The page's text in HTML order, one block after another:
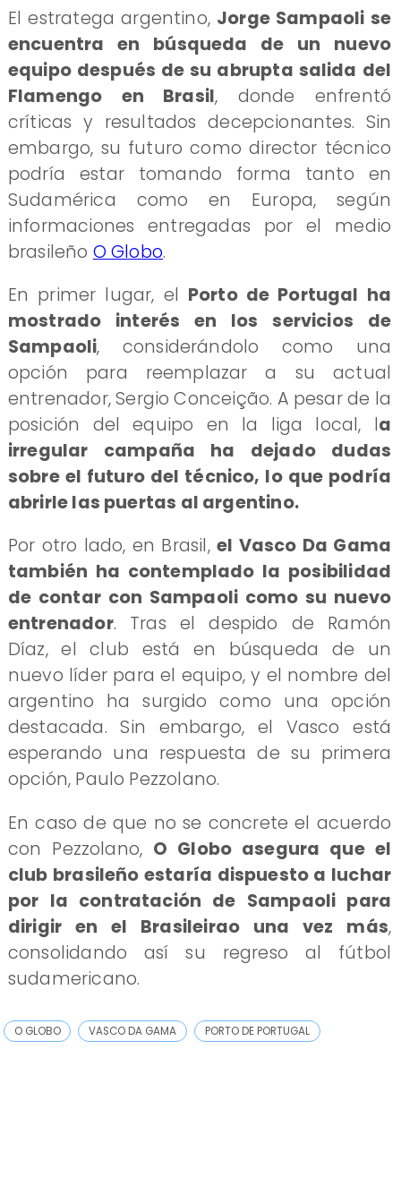
El estratega argentino, Jorge Sampaoli se
encuentra en búsqueda de un nuevo
equipo después de su abrupta salida del
Flamengo en Brasil, donde enfrentó
críticas y resultados decepcionantes. Sin
embargo, su futuro como director técnico
podría estar tomando forma tanto en
Sudamérica como en Europa, según
informaciones entregadas por el medio
brasileño O Globo.
En primer lugar, el Porto de Portugal ha
mostrado interés en los servicios de
Sampaoli, considerándolo como una
opción para reemplazar a su actual
entrenador, Sergio Conceição. A pesar de la
posición del equipo en la liga local, la
irregular campaña ha dejado dudas
sobre el futuro del técnico, lo que podría
abrirle las puertas al argentino.
Por otro lado, en Brasil, el Vasco Da Gama
también ha contemplado la posibilidad
de contar con Sampaoli como su nuevo
entrenador. Tras el despido de Ramón
Díaz, el club está en búsqueda de un
nuevo líder para el equipo, y el nombre del
argentino ha surgido como una opción
destacada. Sin embargo, el Vasco está
esperando una respuesta de su primera
opción, Paulo Pezzolano.
En caso de que no se concrete el acuerdo
con Pezzolano, O Globo asegura que el
club brasileño estaría dispuesto a luchar
por la contratación de Sampaoli para
dirigir en el Brasileirao una vez más,
consolidando así su regreso al fútbol
sudamericano.
O GLOBO VASCO DA GAMA PORTO DE PORTUGAL